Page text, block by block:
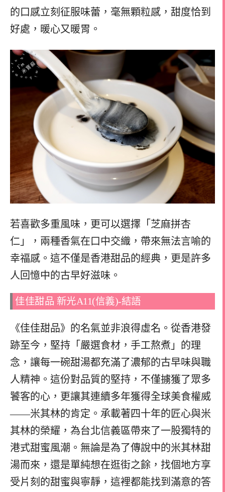
的口感立刻征服味蕾，毫無顆粒感，甜度恰到
好處，暖心又暖胃。
若喜歡多重風味，更可以選擇「芝麻拼杏
仁」，兩種香氣在口中交織，帶來無法言喻的
幸福感。這不僅是香港甜品的經典，更是許多
人回憶中的古早好滋味。
佳佳甜品 新光A11(信義)-結語
《佳佳甜品》的名氣並非浪得虛名。從香港發
跡至今，堅持「嚴選食材，手工熬煮」的理
念，讓每一碗甜湯都充滿了濃郁的古早味與職
人精神。這份對品質的堅持，不僅擄獲了眾多
饕客的心，更讓其連續多年獲得全球美食權威
——米其林的肯定。承載著四十年的匠心與米
其林的榮耀，為台北信義區帶來了一股獨特的
港式甜蜜風潮。無論是為了傳說中的米其林甜
湯而來，還是單純想在逛街之餘，找個地方享
受片刻的甜蜜與寧靜，這裡都能找到滿意的答